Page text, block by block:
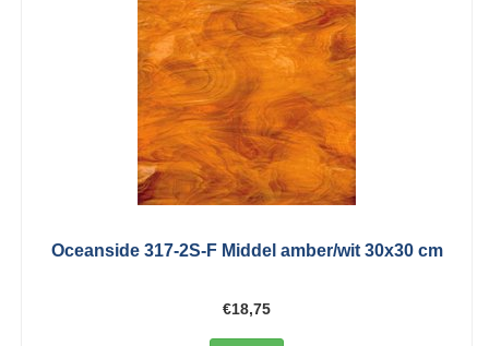
Oceanside 317-2S-F Middel amber/wit 30x30 cm
€18,75